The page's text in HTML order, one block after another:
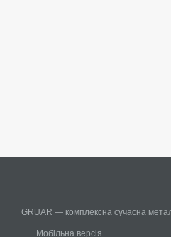
GRUAR — комплексна сучасна
Мобільна версія